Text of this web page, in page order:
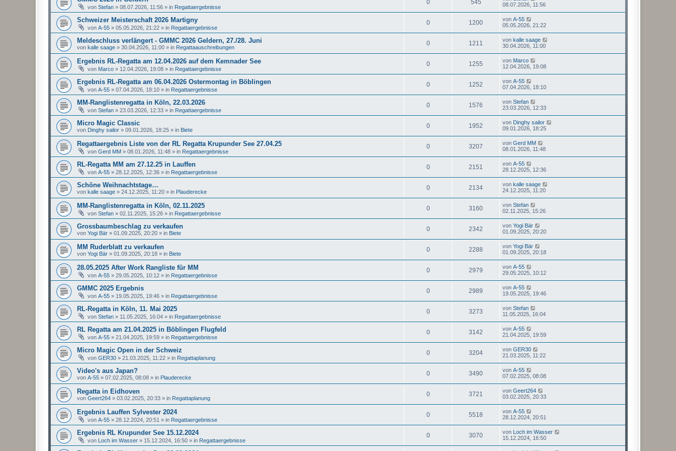
von Stefan » 08.07.2026, 11:56 » in Regattaergebnisse
0 545
08.07.2026, 11:56
Schweizer Meisterschaft 2026 Martigny
von A-55 » 05.05.2026, 21:22 » in Regattaergebnisse
0 1200 von A-55
05.05.2026, 21:22
Meldeschluss verlängert - GMMC 2026 Geldern, 27./28. Juni
von kalle saage » 30.04.2026, 11:00 » in Regattaauschreibungen
0 1211 von kalle saage
30.04.2026, 11:00
Ergebnis RL-Regatta am 12.04.2026 auf dem Kemnader See
von Marco » 12.04.2026, 19:08 » in Regattaergebnisse
0 1255 von Marco
12.04.2026, 19:08
Ergebnis RL-Regatta am 06.04.2026 Ostermontag in Böblingen
von A-55 » 07.04.2026, 18:10 » in Regattaergebnisse
0 1252 von A-55
07.04.2026, 18:10
MM-Ranglistenregatta in Köln, 22.03.2026
von Stefan » 23.03.2026, 12:33 » in Regattaergebnisse
0 1576 von Stefan
23.03.2026, 12:33
Micro Magic Classic
von Dinghy sailor » 09.01.2026, 18:25 » in Biete
0 1952 von Dinghy sailor
09.01.2026, 18:25
Regattaergebnis Liste von der RL Regatta Krupunder See 27.04.25
von Gerd MM » 08.01.2026, 11:48 » in Regattaergebnisse
0 3207 von Gerd MM
08.01.2026, 11:48
RL-Regatta MM am 27.12.25 in Lauffen
von A-55 » 28.12.2025, 12:36 » in Regattaergebnisse
0 2151 von A-55
28.12.2025, 12:36
Schöne Weihnachtstage…
von kalle saage » 24.12.2025, 11:20 » in Plauderecke
0 2134 von kalle saage
24.12.2025, 11:20
MM-Ranglistenregatta in Köln, 02.11.2025
von Stefan » 02.11.2025, 15:26 » in Regattaergebnisse
0 3160 von Stefan
02.11.2025, 15:26
Grossbaumbeschlag zu verkaufen
von Yogi Bär » 01.09.2025, 20:20 » in Biete
0 2342 von Yogi Bär
01.09.2025, 20:20
MM Ruderblatt zu verkaufen
von Yogi Bär » 01.09.2025, 20:18 » in Biete
0 2288 von Yogi Bär
01.09.2025, 20:18
28.05.2025 After Work Rangliste für MM
von A-55 » 29.05.2025, 10:12 » in Regattaergebnisse
0 2979 von A-55
29.05.2025, 10:12
GMMC 2025 Ergebnis
von A-55 » 19.05.2025, 19:46 » in Regattaergebnisse
0 2989 von A-55
19.05.2025, 19:46
RL-Regatta in Köln, 11. Mai 2025
von Stefan » 11.05.2025, 16:04 » in Regattaergebnisse
0 3273 von Stefan
11.05.2025, 16:04
RL Regatta am 21.04.2025 in Böblingen Flugfeld
von A-55 » 21.04.2025, 19:59 » in Regattaergebnisse
0 3142 von A-55
21.04.2025, 19:59
Micro Magic Open in der Schweiz
von GER30 » 21.03.2025, 11:22 » in Regattaplanung
0 3204 von GER30
21.03.2025, 11:22
Video's aus Japan?
von A-55 » 07.02.2025, 08:08 » in Plauderecke
0 3490 von A-55
07.02.2025, 08:08
Regatta in Eidhoven
von Geert264 » 03.02.2025, 20:33 » in Regattaplanung
0 3721 von Geert264
03.02.2025, 20:33
Ergebnis Lauffen Sylvester 2024
von A-55 » 28.12.2024, 20:51 » in Regattaergebnisse
0 5518 von A-55
28.12.2024, 20:51
Ergebnis RL Krupunder See 15.12.2024
von Loch im Wasser » 15.12.2024, 16:50 » in Regattaergebnisse
0 3070 von Loch im Wasser
15.12.2024, 16:50